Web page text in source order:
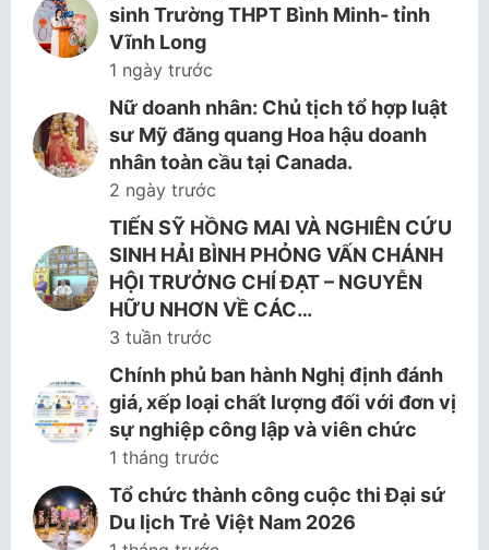
sinh Trường THPT Bình Minh- tỉnh
Vĩnh Long
1 ngày trước
Nữ doanh nhân: Chủ tịch tổ hợp luật
sư Mỹ đăng quang Hoa hậu doanh
nhân toàn cầu tại Canada.
2 ngày trước
TIẾN SỸ HỒNG MAI VÀ NGHIÊN CỨU
SINH HẢI BÌNH PHỎNG VẤN CHÁNH
HỘI TRƯỞNG CHÍ ĐẠT – NGUYỄN
HỮU NHƠN VỀ CÁC…
3 tuần trước
Chính phủ ban hành Nghị định đánh
giá, xếp loại chất lượng đối với đơn vị
sự nghiệp công lập và viên chức
1 tháng trước
Tổ chức thành công cuộc thi Đại sứ
Du lịch Trẻ Việt Nam 2026